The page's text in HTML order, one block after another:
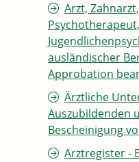
Arzt,
ausländischer
Approbation
Ärztliche
Auszubildenden
Bescheinigung
Arztregister -